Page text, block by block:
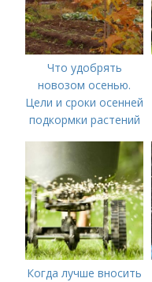
Что удобрять
новозом осенью.
Цели и сроки осенней
подкормки растений
Когда лучше вносить